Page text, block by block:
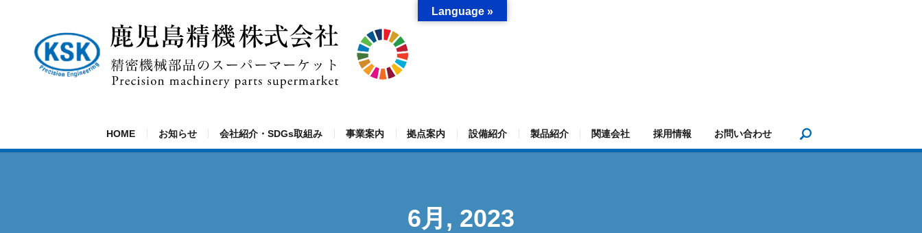
HOME お知らせ 会社紹介・SDGs取組み 事業案内 拠点案内 設備紹介 製品紹介 関連会社 採用情報 お問い合わせ
6月, 2023
Language »